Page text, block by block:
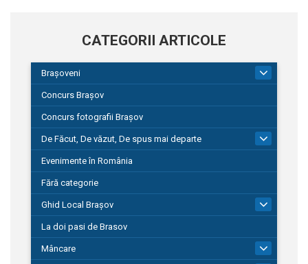
CATEGORII ARTICOLE
Brașoveni
Concurs Brașov
Concurs fotografii Brașov
De Făcut, De văzut, De spus mai departe
149
Evenimente în România
Fără categorie
Ghid Local Brașov
La doi pasi de Brasov
Mâncare